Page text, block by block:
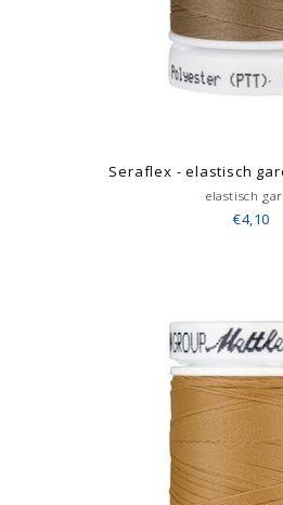
Seraflex - elastisch
elastisch
€4,10